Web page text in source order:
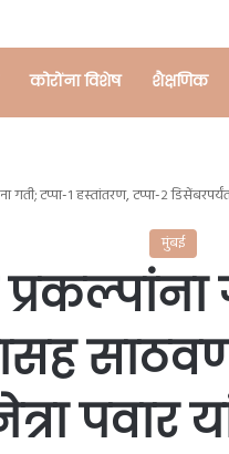
कोरोंना विशेष शैक्षणिक
गती; टप्पा-१ हस्तांतरण, टप्पा-२
मुंबई
पवार